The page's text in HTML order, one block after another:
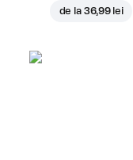
de la 36,99 lei